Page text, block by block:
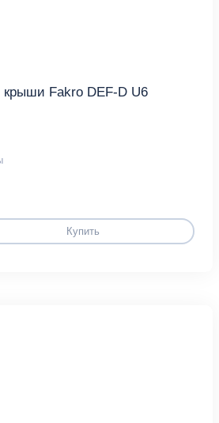
крыши Fakro DEF-D U6
Купить